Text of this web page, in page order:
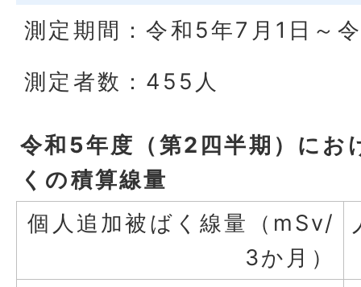
測定期間：令和5年7月1日～
測定者数：455人
令和5年度（第2四半期）にお
くの積算線量
個人追加被ばく線量（mSv/
3か月）